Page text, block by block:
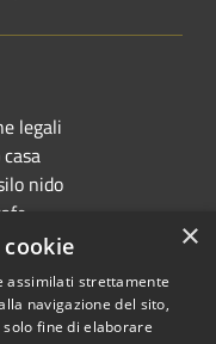
legali
nido
×
assimilati strettamente
navigazione del sito,
fine di elaborare